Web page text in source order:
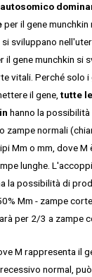
autosomico
per il gene
si sviluppano
il gene munchkin si
vitali. Perché solo
il gene, tutte
hanno la
zampe normali
Mm o mm, dove
lunghe.
la possibilità di
Mm - zampe
per 2/3 a zampe
M rappresenta il
normal,